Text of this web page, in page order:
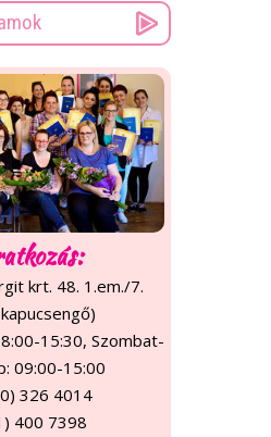
krt. 48. 1.em./7.
15:30, Szombat-
09:00-15:00
326 4014
400 7398